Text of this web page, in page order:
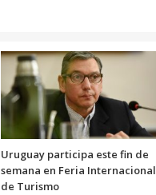
Uruguay participa este fin de
semana en Feria Internacional
de Turismo